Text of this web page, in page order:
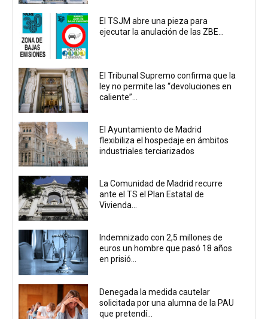
El TSJM abre una pieza para
ejecutar la anulación de las ZBE...
El Tribunal Supremo confirma que la
ley no permite las “devoluciones en
caliente”...
El Ayuntamiento de Madrid
flexibiliza el hospedaje en ámbitos
industriales terciarizados
La Comunidad de Madrid recurre
ante el TS el Plan Estatal de
Vivienda...
Indemnizado con 2,5 millones de
euros un hombre que pasó 18 años
en prisió...
Denegada la medida cautelar
solicitada por una alumna de la PAU
que pretendí...